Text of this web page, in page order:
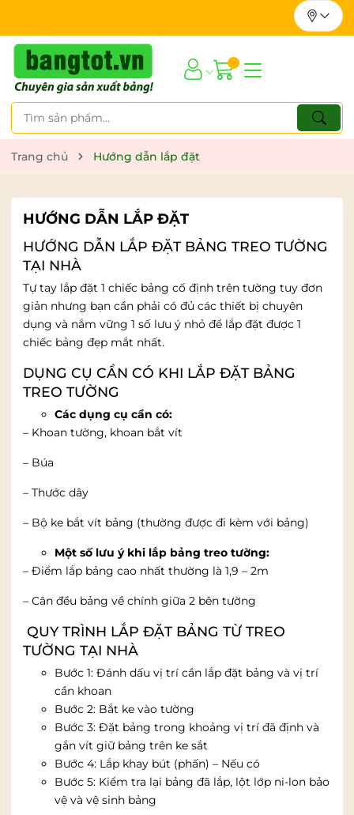
Trang chủ Hướng dẫn lắp đặt
HƯỚNG DẪN LẮP ĐẶT
HƯỚNG DẪN LẮP ĐẶT BẢNG TREO TƯỜNG
TẠI NHÀ
Tự tay lắp đặt 1 chiếc bảng cố định trên tường tuy đơn
giản nhưng bạn cần phải có đủ các thiết bị chuyên
dụng và nắm vững 1 số lưu ý nhỏ để lắp đặt được 1
chiếc bảng đẹp mắt nhất.
DỤNG CỤ CẦN CÓ KHI LẮP ĐẶT BẢNG
TREO TƯỜNG
Các dụng cụ cần có:
– Khoan tường, khoan bắt vít
– Búa
– Thước dây
– Bộ ke bắt vít bảng (thường được đi kèm với bảng)
Một số lưu ý khi lắp bảng treo tường:
– Điểm lắp bảng cao nhất thường là 1,9 – 2m
– Cân đều bảng về chính giữa 2 bên tường
QUY TRÌNH LẮP ĐẶT BẢNG TỪ TREO
TƯỜNG TẠI NHÀ
Bước 1: Đánh dấu vị trí cần lắp đặt bảng và vị trí
cần khoan
Bước 2: Bắt ke vào tường
Bước 3: Đặt bảng trong khoảng vị trí đã định và
gắn vít giữ bảng trên ke sắt
Bước 4: Lắp khay bút (phấn) – Nếu có
Bước 5: Kiểm tra lại bảng đã lắp, lột lớp ni-lon bảo
vệ và vệ sinh bảng